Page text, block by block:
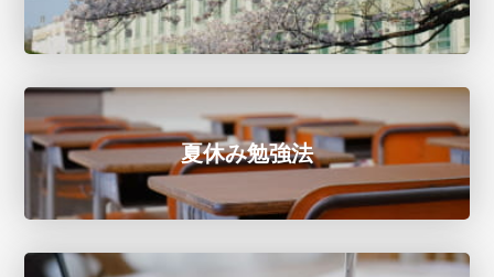
夏休み勉強法